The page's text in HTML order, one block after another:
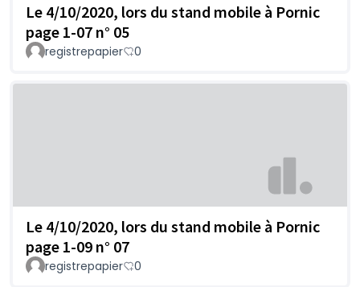
Le 4/10/2020, lors du stand mobile à Pornic
page 1-07 n° 05
registrepapier 0
Le 4/10/2020, lors du stand mobile à Pornic
page 1-09 n° 07
registrepapier 0